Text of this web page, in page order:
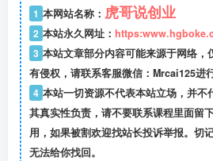
1 本网站名称： 虎哥说创业
2 本站永久网址：
3 本站文章部分内容可能来源于网络，
有侵权，请联系客服微信：Mrcai125进
4 本站一切资源不代表本站立场，并不
其真实性负责，请不要联系课程里面留
用，如果被割欢迎找站长投诉举报。切
无法给你找回。